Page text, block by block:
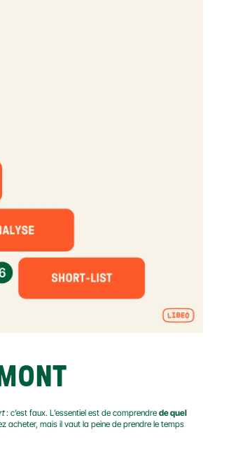
: c’est faux. L’essentiel est de comprendre de quel
acheter, mais il vaut la peine de prendre le temps